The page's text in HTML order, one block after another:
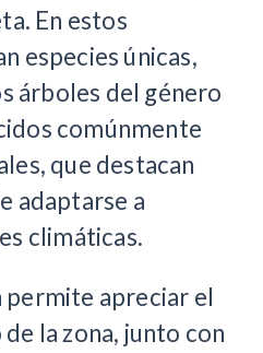
En estos
especies únicas,
árboles del género
comúnmente
que destacan
adaptarse a
climáticas.
permite apreciar el
la zona, junto con